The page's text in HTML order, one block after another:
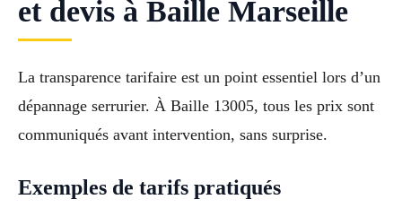
et devis à Baille Marseille
La transparence tarifaire est un point essentiel lors d’un
dépannage serrurier. À Baille 13005, tous les prix sont
communiqués avant intervention, sans surprise.
Exemples de tarifs pratiqués